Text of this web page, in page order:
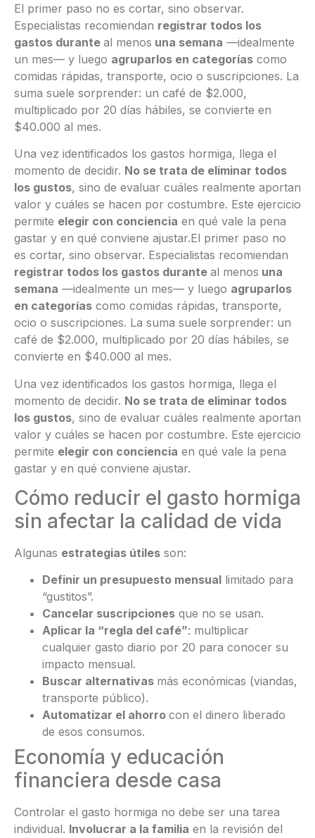
El primer paso no es cortar, sino observar.
Especialistas recomiendan registrar todos los
gastos durante al menos una semana —idealmente
un mes— y luego agruparlos en categorías como
comidas rápidas, transporte, ocio o suscripciones. La
suma suele sorprender: un café de $2.000,
multiplicado por 20 días hábiles, se convierte en
$40.000 al mes.
Una vez identificados los gastos hormiga, llega el
momento de decidir. No se trata de eliminar todos
los gustos, sino de evaluar cuáles realmente aportan
valor y cuáles se hacen por costumbre. Este ejercicio
permite elegir con conciencia en qué vale la pena
gastar y en qué conviene ajustar.El primer paso no
es cortar, sino observar. Especialistas recomiendan
registrar todos los gastos durante al menos una
semana —idealmente un mes— y luego agruparlos
en categorías como comidas rápidas, transporte,
ocio o suscripciones. La suma suele sorprender: un
café de $2.000, multiplicado por 20 días hábiles, se
convierte en $40.000 al mes.
Una vez identificados los gastos hormiga, llega el
momento de decidir. No se trata de eliminar todos
los gustos, sino de evaluar cuáles realmente aportan
valor y cuáles se hacen por costumbre. Este ejercicio
permite elegir con conciencia en qué vale la pena
gastar y en qué conviene ajustar.
Cómo reducir el gasto hormiga
sin afectar la calidad de vida
Algunas estrategias útiles son:
Definir un presupuesto mensual limitado para
“gustitos”.
Cancelar suscripciones que no se usan.
Aplicar la “regla del café”: multiplicar
cualquier gasto diario por 20 para conocer su
impacto mensual.
Buscar alternativas más económicas (viandas,
transporte público).
Automatizar el ahorro con el dinero liberado
de esos consumos.
Economía y educación
financiera desde casa
Controlar el gasto hormiga no debe ser una tarea
individual. Involucrar a la familia en la revisión del